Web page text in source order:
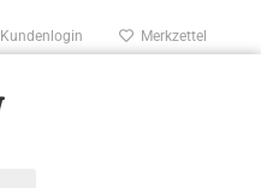
Kundenlogin Merkzettel